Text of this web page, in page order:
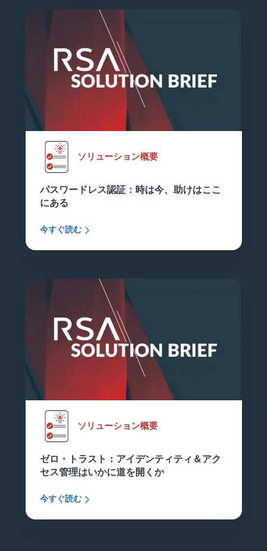
ソリューション概要
パスワードレス認証：時は今、助けはここ
にある
今すぐ読む
ソリューション概要
ゼロ・トラスト：アイデンティティ＆アク
セス管理はいかに道を開くか
今すぐ読む